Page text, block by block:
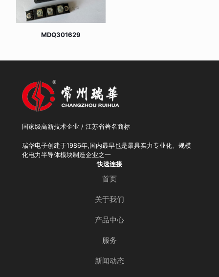
MDQ301629
国家级高新技术企业 / 江苏省著名商标
瑞华电子创建于1986年,国内最早也是最具实力专业化、规模
化电力半导体模块制造企业之一
快速连接
首页
关于我们
产品中心
服务
新闻动态